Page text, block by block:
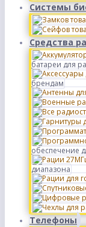
Системы
Средства
батареи для
брендам
обеспечение
диапазона
Телефоны